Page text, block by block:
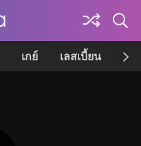
เกย์ เลสเบี้ยน เค